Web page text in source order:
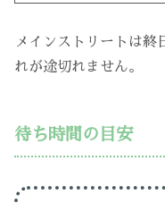
メインストリートは終
れが途切れません。
待ち時間の目安